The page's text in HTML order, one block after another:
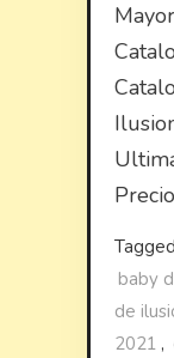
Tagged
baby
de
2021 ,